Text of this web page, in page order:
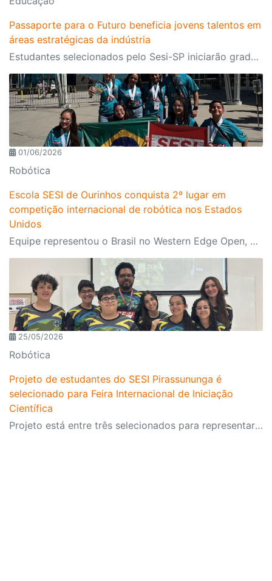
Passaporte para o Futuro beneficia jovens talentos em
áreas estratégicas da indústria
Estudantes selecionados pelo Sesi-SP iniciarão graduação em universidades de excelência no exterior da América do Norte e Europa
01/06/2026
Robótica
Escola SESI de Ourinhos conquista 2º lugar em
competição internacional de robótica nos Estados
Unidos
Equipe representou o Brasil no Western Edge Open, um dos principais torneios mundiais da FIRST
25/05/2026
Robótica
Projeto de estudantes do SESI Pirassununga é
selecionado para Feira Internacional de Iniciação
Científica
Projeto está entre três selecionados para representar o SESI-SP no evento que vai acontecer no final do segundo semestre em Salvador